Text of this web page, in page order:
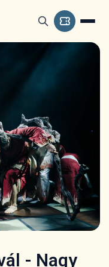
- Nagy